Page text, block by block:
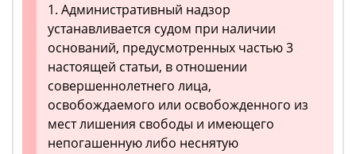
1. Административный надзор
устанавливается судом при наличии
оснований, предусмотренных частью 3
настоящей статьи, в отношении
совершеннолетнего лица,
освобождаемого или освобожденного из
мест лишения свободы и имеющего
непогашенную либо неснятую